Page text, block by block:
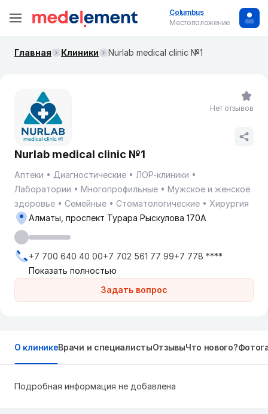
Columbus
Местоположение
Главная Клиники Nurlab medical clinic №1
Nurlab medical clinic №1
Аптеки Диагностические
ЛОР-клиники
Лаборатории
Многопрофильные
Мужское и женское
здоровье
Семейные Стоматологические Хирургия
Задать вопрос
Алматы, проспект Турара Рыскулова 170А
+7 700 640 40 00+7 702 561 77 99+7 778 ****
Показать полностью
Нет отзывов
О клиникеВрачи и специалистыОтзывыЧто нового?
Подробная информация не добавлена